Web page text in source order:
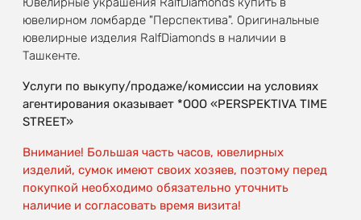
ювелирном ломбарде "Перспектива". Оригинальные
ювелирные изделия RalfDiamonds в наличии в
Ташкенте.
Услуги по выкупу/продаже/комиссии на условиях
агентирования оказывает *OOO «PERSPEKTIVA TIME
STREET»
Внимание! Большая часть часов, ювелирных
изделий, сумок имеют своих хозяев, поэтому перед
покупкой необходимо обязательно уточнить
наличие и согласовать время визита!